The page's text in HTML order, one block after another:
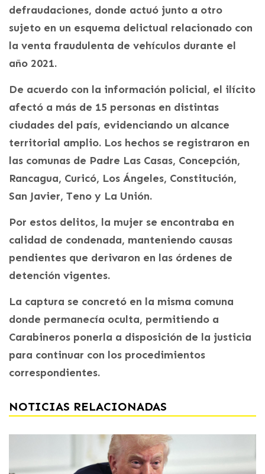
defraudaciones, donde actuó junto a otro
sujeto en un esquema delictual relacionado con
la venta fraudulenta de vehículos durante el
año 2021.
De acuerdo con la información policial, el ilícito
afectó a más de 15 personas en distintas
ciudades del país, evidenciando un alcance
territorial amplio. Los hechos se registraron en
las comunas de Padre Las Casas, Concepción,
Rancagua, Curicó, Los Ángeles, Constitución,
San Javier, Teno y La Unión.
Por estos delitos, la mujer se encontraba en
calidad de condenada, manteniendo causas
pendientes que derivaron en las órdenes de
detención vigentes.
La captura se concretó en la misma comuna
donde permanecía oculta, permitiendo a
Carabineros ponerla a disposición de la justicia
para continuar con los procedimientos
correspondientes.
NOTICIAS RELACIONADAS